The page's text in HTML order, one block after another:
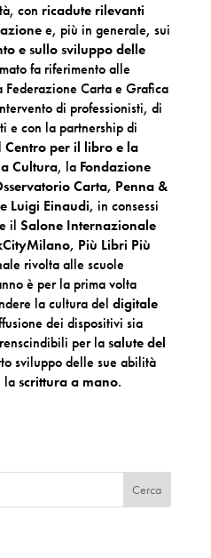
con ricadute rilevanti
e, più in generale, sui
e sullo sviluppo delle
fa riferimento alle
Carta e Grafica
di professionisti, di
e con la partnership di
Centro per il libro e la
Cultura, la Fondazione
Carta, Penna &
Luigi Einaudi, in consessi
il Salone Internazionale
Più Libri Più
rivolta alle scuole
è per la prima volta
la cultura del digitale
dei dispositivi sia
per lasalute del
sviluppo delle sue abilità
scrittura a mano.